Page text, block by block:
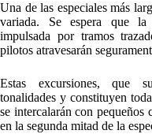
Una de las especiales más
variada. Se espera que la
impulsada por tramos
pilotos atravesarán
Estas excursiones, que
tonalidades y constituyen
se intercalarán con pequeños
en la segunda mitad de la